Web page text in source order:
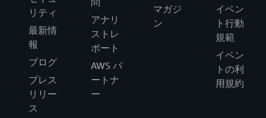
リティ
最新情
報
ブログ
プレス
リリー
ス
アナリ
ストレ
ポート
AWS パ
ートナ
ー
マガジ
ン
イベン
ト行動
規範
イベン
トの利
用規約